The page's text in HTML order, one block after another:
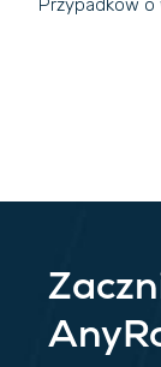
Przypadków